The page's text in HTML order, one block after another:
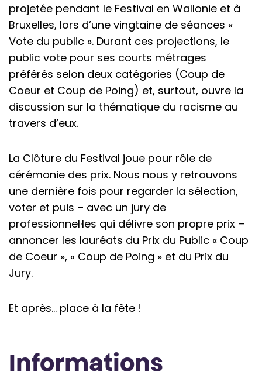
projetée pendant le Festival en Wallonie et à
Bruxelles, lors d’une vingtaine de séances «
Vote du public ». Durant ces projections, le
public vote pour ses courts métrages
préférés selon deux catégories (Coup de
Coeur et Coup de Poing) et, surtout, ouvre la
discussion sur la thématique du racisme au
travers d’eux.
La Clôture du Festival joue pour rôle de
cérémonie des prix. Nous nous y retrouvons
une dernière fois pour regarder la sélection,
voter et puis – avec un jury de
professionnel·les qui délivre son propre prix –
annoncer les lauréats du Prix du Public « Coup
de Coeur », « Coup de Poing » et du Prix du
Jury.
Et après… place à la fête !
Informations